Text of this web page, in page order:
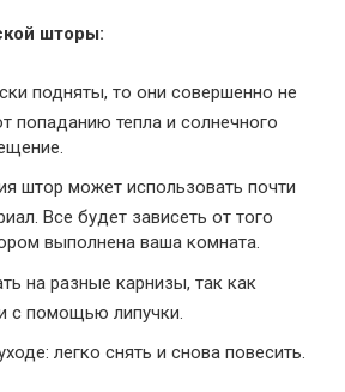
шторы:
подняты, то они совершенно не
попаданию тепла и солнечного
штор может использовать почти
Все будет зависеть от того
выполнена ваша комната.
на разные карнизы, так как
с помощью липучки.
легко снять и снова повесить.